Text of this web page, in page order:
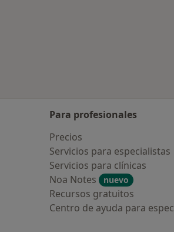
Para profesionales
Precios
Servicios para especialistas
Servicios para clínicas
Noa Notes
nuevo
Recursos gratuitos
Centro de ayuda para